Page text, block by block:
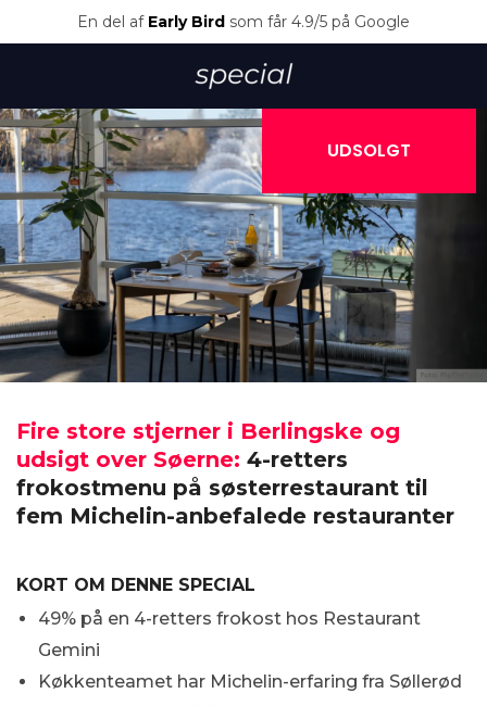
En del af Early Bird som får 4.9/5 på Google
UDSOLGT
Fire store stjerner i Berlingske og
udsigt over Søerne: 4-retters
frokostmenu på søsterrestaurant til
fem Michelin-anbefalede restauranter
KORT OM DENNE SPECIAL
49% på en 4-retters frokost hos Restaurant
Gemini
Køkkenteamet har Michelin-erfaring fra Søllerød